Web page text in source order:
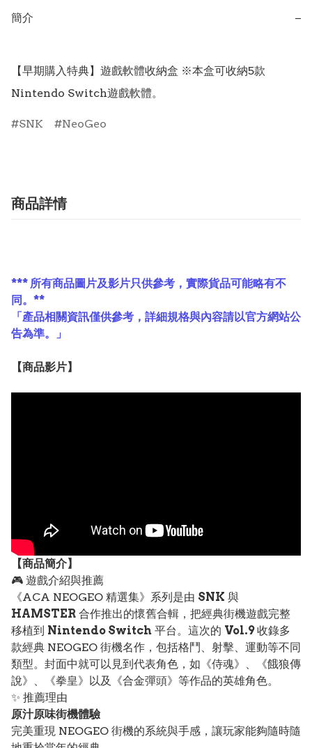
簡介 −
【早期購入特典】遊戲軟體收納盒 ※本盒可收納5款
Nintendo Switch遊戲軟體。
SNK NeoGeo
商品詳情
*** 所有商品圖片及影片只供參考，實際貨品可能略有不
同。**
「產品相關資訊僅供參考，詳細規格與內容請以官方網站公
告為準。」
【商品影片】
【商品簡介】
🎮 遊戲介紹與推薦
《ACA NEOGEO 精選集》系列是由 SNK 與
HAMSTER 合作推出的懷舊合輯，把經典街機遊戲完整
移植到 Nintendo Switch 平台。這次的 Vol.9收錄多
款經典 NEOGEO 街機名作，包括格鬥、射擊、運動等不同
類型。封面中就可以見到代表角色，如《侍魂》、《餓狼傳
說》、《拳皇》以及《合金彈頭》等作品的英雄角色。
✨ 推薦理由
原汁原味街機體驗
完美重現 NEOGEO 街機的系統與手感，讓玩家能夠隨時隨